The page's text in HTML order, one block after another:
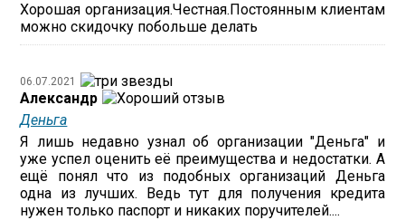
Хорошая организация.Честная.Постоянным клиентам
можно скидочку побольше делать
06.07.2021
Александр
Деньга
Я лишь недавно узнал об организации "Деньга" и
уже успел оценить её преимущества и недостатки. А
ещё понял что из подобных организаций Деньга
одна из лучших. Ведь тут для получения кредита
нужен только паспорт и никаких поручителей....